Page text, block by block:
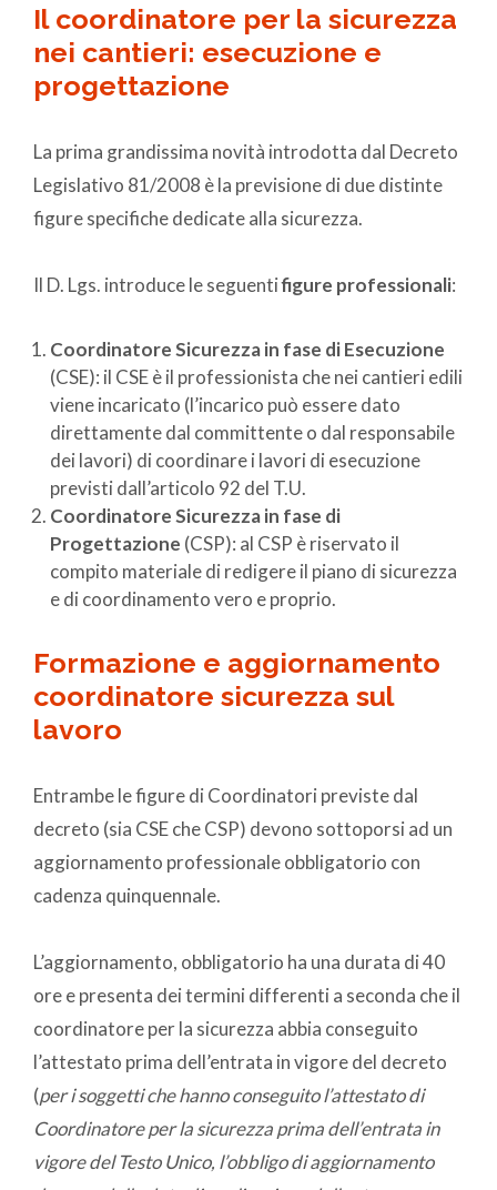
Il coordinatore per la sicurezza
nei cantieri: esecuzione e
progettazione
La prima grandissima novità introdotta dal Decreto
Legislativo 81/2008 è la previsione di due distinte
figure specifiche dedicate alla sicurezza.
Il D. Lgs. introduce le seguentifigure professionali:
Coordinatore Sicurezza in fase di Esecuzione
(CSE): il CSE è il professionista che nei cantieri edili
viene incaricato (l’incarico può essere dato
direttamente dal committente o dal responsabile
dei lavori) di coordinare i lavori di esecuzione
previsti dall’articolo 92 del T.U.
Coordinatore Sicurezza in fase di
Progettazione (CSP): al CSP è riservato il
compito materiale di redigere il piano di sicurezza
e di coordinamento vero e proprio.
Formazione e aggiornamento
coordinatore sicurezza sul
lavoro
Entrambe le figure di Coordinatori previste dal
decreto (sia CSE che CSP) devono sottoporsi ad un
aggiornamento professionale obbligatorio con
cadenza quinquennale.
L’aggiornamento, obbligatorio ha una durata di 40
ore e presenta dei termini differenti a seconda che il
coordinatore per la sicurezza abbia conseguito
l’attestato prima dell’entrata in vigore del decreto
(per i soggetti che hanno conseguito l’attestato di
Coordinatore per la sicurezza prima dell’entrata in
vigore del Testo Unico, l’obbligo di aggiornamento